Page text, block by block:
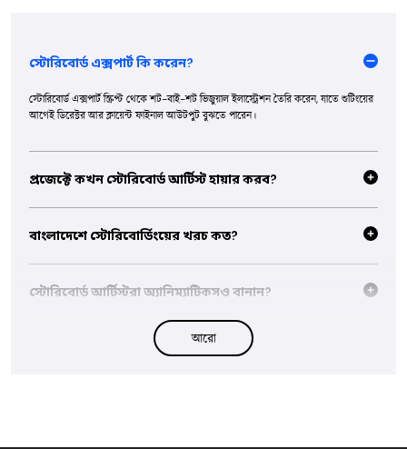
স্টোরিবোর্ড এক্সপার্ট কি করেন?
স্টোরিবোর্ড এক্সপার্ট স্ক্রিপ্ট থেকে শট-বাই-শট ভিজুয়াল ইলাস্ট্রেশন তৈরি করেন, যাতে শুটিংয়ের
আগেই ডিরেক্টর আর ক্লায়েন্ট ফাইনাল আউটপুট বুঝতে পারেন।
প্রজেক্টে কখন স্টোরিবোর্ড আর্টিস্ট হায়ার করব?
করতে সাহায্য করে — সেটে সময় আর বাজেট বাঁচায়।
বাংলাদেশে স্টোরিবোর্ডিংয়ের খরচ কত?
৫,০০০-৫০,০০০+ টাকা।
স্টোরিবোর্ড আর্টিস্টরা অ্যানিম্যাটিকসও বানান?
হ্যাঁ, কিছু স্টোরিবোর্ড এক্সপার্ট অ্যানিম্যাটিকসও তৈরি করেন — টাইমড সিকোয়েন্স যেখানে বেসিক
আরো